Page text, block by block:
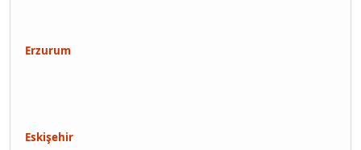
Erzurum
Eskişehir